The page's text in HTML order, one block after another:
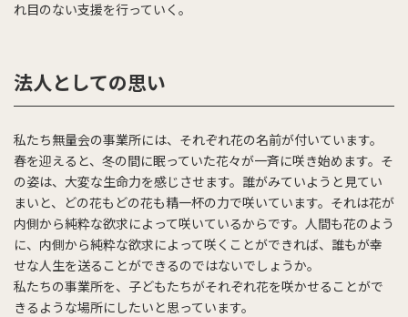
れ目のない支援を行っていく。
法人としての思い
私たち無量会の事業所には、それぞれ花の名前が付いています。
春を迎えると、冬の間に眠っていた花々が一斉に咲き始めます。そ
の姿は、大変な生命力を感じさせます。誰がみていようと見てい
まいと、どの花もどの花も精一杯の力で咲いています。それは花が
内側から純粋な欲求によって咲いているからです。人間も花のよう
に、内側から純粋な欲求によって咲くことができれば、誰もが幸
せな人生を送ることができるのではないでしょうか。
私たちの事業所を、子どもたちがそれぞれ花を咲かせることがで
きるような場所にしたいと思っています。